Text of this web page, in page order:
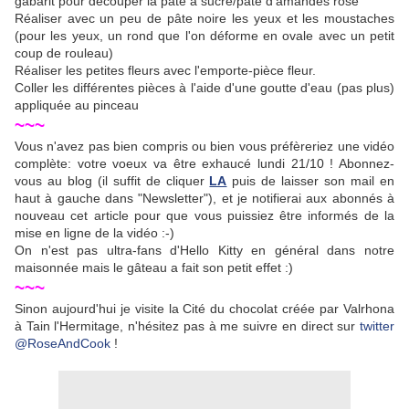
Réaliser avec un peu de pâte noire les yeux et les moustaches
(pour les yeux, un rond que l'on déforme en ovale avec un petit
coup de rouleau)
Réaliser les petites fleurs avec l'emporte-pièce fleur.
Coller les différentes pièces à l'aide d'une goutte d'eau (pas plus)
appliquée au pinceau
~~~
Vous n'avez pas bien compris ou bien vous préfèreriez une vidéo
complète: votre voeux va être exhaucé lundi 21/10 ! Abonnez-
vous au blog (il suffit de cliquer LA puis de laisser son mail en
haut à gauche dans "Newsletter"), et je notifierai aux abonnés à
nouveau cet article pour que vous puissiez être informés de la
mise en ligne de la vidéo :-)
On n'est pas ultra-fans d'Hello Kitty en général dans notre
maisonnée mais le gâteau a fait son petit effet :)
~~~
Sinon aujourd'hui je visite la Cité du chocolat créée par Valrhona
à Tain l'Hermitage, n'hésitez pas à me suivre en direct sur twitter
@RoseAndCook !